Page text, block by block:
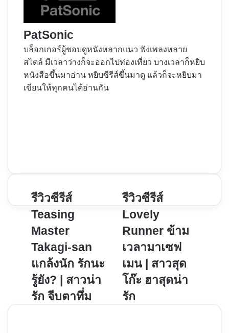
PatSonic
บล็อกเกอร์ผู้ชอบดูหนังหลากแนว ฟังเพลงหลาย
สไตล์ มีเวลาว่างก็จะออกไปท่องเที่ยว บางเวลาก็หยิบ
หนังสือขึ้นมาอ่าน หยิบซีรีส์ขึ้นมาดู แล้วก็จะหยิบมา
เขียนให้ทุกคนได้อ่านกัน
รีวิว
ซี
รีส์
Teasing
Master
Takagi-
san
แกล้ง
นัก
รีวิวซีรีส์
Teasing
Master
Takagi-san
แกล้งนัก รักนะ
รู้ยัง? | สาวน่า
รัก จีบตาทึ่ม
รีวิว
ซี
รีส์
Lovely
Runner
ข้าม
เวลา
มา
เซฟ
รีวิวซีรีส์
Lovely
Runner ข้าม
เวลามาเซฟ
เมน | สาวสุด
โก๊ะ ฮาสุดน่า
รัก